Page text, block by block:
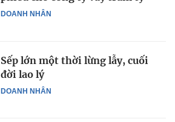
DOANH NHÂN
DOANH NHÂN
Sếp lớn một thời lừng lẫy, cuối
đời lao lý